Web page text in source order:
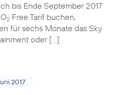
bis Ende September 2017
2Free Tarif buchen,
für sechs Monate das Sky
oder […]
2017